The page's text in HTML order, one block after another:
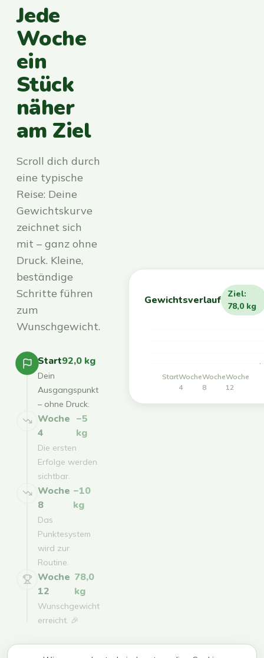
Jede
Woche
ein
Stück
näher
am Ziel
Scroll dich durch
eine typische
Reise: Deine
Gewichtskurve
zeichnet sich
mit – ganz ohne
Druck. Kleine,
beständige
Schritte führen
zum
Wunschgewicht.
Start92,0 kg
Dein
Ausgangspunkt
– ohne Druck.
Woche
4
−5
kg
Die ersten
Erfolge werden
sichtbar.
Woche
8
−10
kg
Das
Punktesystem
wird zur
Routine.
Woche
12
78,0
kg
Wunschgewicht
erreicht. 🎉
Gewichtsverlauf
Ziel:
78,0 kg
StartWoche
4
Woche
8
Woche
12